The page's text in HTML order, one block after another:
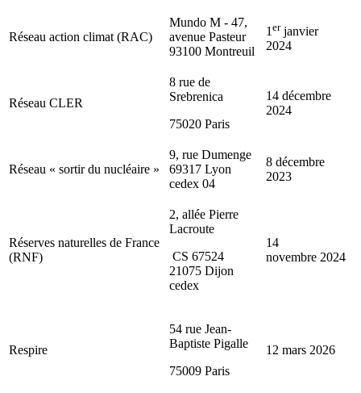
Réseau action climat (RAC)
Mundo M - 47,
avenue Pasteur
93100 Montreuil
1 erjanvier
2024
Réseau CLER
8 rue de
Srebrenica
75020 Paris
14 décembre
2024
Réseau « sortir du nucléaire »
9, rue Dumenge
69317 Lyon
cedex 04
8 décembre
2023
Réserves naturelles de France
(RNF)
2, allée Pierre
Lacroute
CS 67524
21075 Dijon
cedex
14
novembre 2024
Respire
54 rue Jean-
Baptiste Pigalle
75009 Paris
12 mars 2026